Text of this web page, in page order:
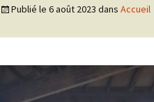
Historique 2018/2019
Publié le 6 août 2023 dans Accueil